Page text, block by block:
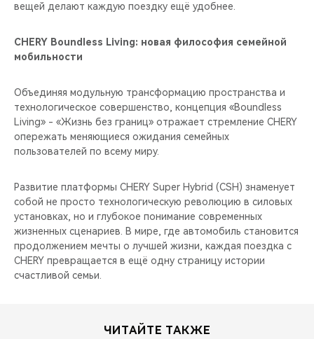
вещей делают каждую поездку ещё удобнее.
CHERY Boundless Living: новая философия семейной
мобильности
Объединяя модульную трансформацию пространства и
технологическое совершенство, концепция «Boundless
Living» - «Жизнь без границ» отражает стремление CHERY
опережать меняющиеся ожидания семейных
пользователей по всему миру.
Развитие платформы CHERY Super Hybrid (CSH) знаменует
собой не просто технологическую революцию в силовых
установках, но и глубокое понимание современных
жизненных сценариев. В мире, где автомобиль становится
продолжением мечты о лучшей жизни, каждая поездка с
CHERY превращается в ещё одну страницу истории
счастливой семьи.
ЧИТАЙТЕ ТАКЖЕ